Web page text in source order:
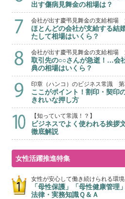
出す傷病見舞金の相場は？
会社が出す慶弔見舞金の支給相場
ほとんどの会社が支給する結
たして相場はいくら？
会社が出す慶弔見舞金の支給相場
取引先の○○さんが急逝！…会
典の相場はいくら？
印章（ハンコ）のビジネス常識 第
ここがポイント！割印・契印
きれいな押し方
【知っていて常識！？】
ビジネスでよく使われる挨拶
徹底解説
女性活躍推進特集
女性が安心して働き続けられる環境
「母性保護」「母性健康管理
法律・実務知識Ｑ＆Ａ